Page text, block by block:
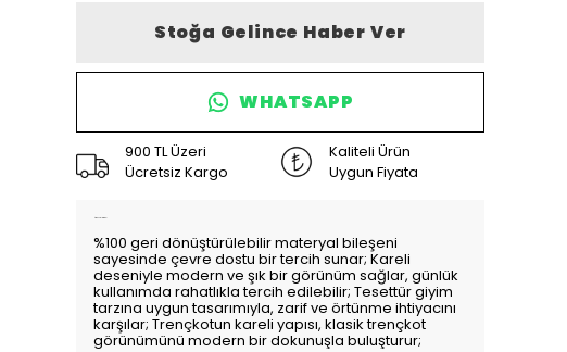
Stoğa Gelince Haber Ver
WHATSAPP
900 TL Üzeri
Ücretsiz Kargo
Kaliteli Ürün
Uygun Fiyata
%100 geri dönüştürülebilir materyal bileşeni
sayesinde çevre dostu bir tercih sunar; Kareli
deseniyle modern ve şık bir görünüm sağlar, günlük
kullanımda rahatlıkla tercih edilebilir; Tesettür giyim
tarzına uygun tasarımıyla, zarif ve örtünme ihtiyacını
karşılar; Trençkotun kareli yapısı, klasik trençkot
görünümünü modern bir dokunuşla buluşturur;